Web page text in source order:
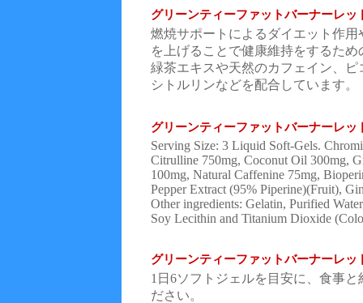
グリーンティーファットバーナーレッ
燃焼サポートによるダイエット作
を上げることで健康維持をするた
緑茶エキスや天然のカフェイン、
シトルリンなどを配合しています。
グリーンティーファットバーナーレッ
Serving Size: 3 Liquid Soft-Gels.
Citrulline 750mg, Coconut Oil 300mg,
100mg, Natural Caffenine 75mg,
Pepper Extract (95% Piperine)(Fruit),
Other ingredients: Gelatin, Purified
Soy Lecithin and Titanium Dioxide
グリーンティーファットバーナーレッ
1日6ソフトジェルを目安に、食事
ださい。